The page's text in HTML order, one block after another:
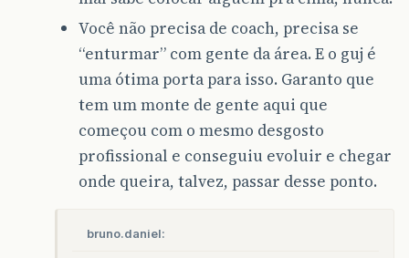
Você não precisa de coach, precisa se
“enturmar” com gente da área. E o guj é
uma ótima porta para isso. Garanto que
tem um monte de gente aqui que
começou com o mesmo desgosto
profissional e conseguiu evoluir e chegar
onde queira, talvez, passar desse ponto.
bruno.daniel: